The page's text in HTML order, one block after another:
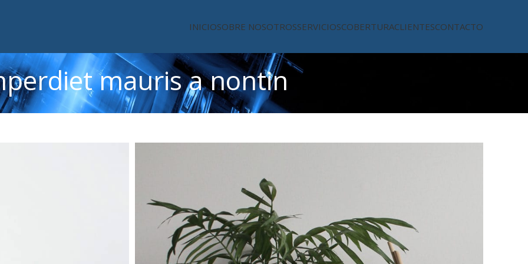
INICIOSOBRE NOSOTROSSERVICIOSCOBERTURACLIENTESCONTACTO
mauris a nontin